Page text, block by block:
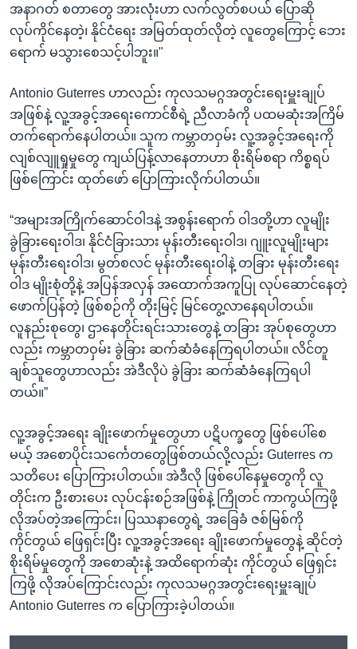
အနာဂတ် စတာတွေ အားလုံးဟာ လက်လွတ်စပယ် ပြောဆို
လုပ်ကိုင်နေတဲ့၊ နိုင်ငံရေး အမြတ်ထုတ်လိုတဲ့ လူတွေကြောင့် ဘေး
ရောက် မသွားစေသင့်ပါဘူး။"
Antonio Guterres ဟာလည်း ကုလသမဂ္ဂအတွင်းရေးမှူးချုပ်
အဖြစ်နဲ့ လူ့အခွင့်အရေးကောင်စီရဲ့ ညီလာခံကို ပထမဆုံးအကြိမ်
တက်ရောက်နေပါတယ်။ သူက ကမ္ဘာတဝှမ်း လူ့အခွင့်အရေးကို
လျစ်လျူရှုမှုတွေ ကျယ်ပြန့်လာနေတာဟာ စိုးရိမ်စရာ ကိစ္စရပ်
ဖြစ်ကြောင်း ထုတ်ဖော် ပြောကြားလိုက်ပါတယ်။
“အများအကြိုက်ဆောင်ဝါဒနဲ့ အစွန်းရောက် ဝါဒတို့ဟာ လူမျိုး
ခွဲခြားရေးဝါဒ၊ နိုင်ငံခြားသား မုန်းတီးရေးဝါဒ၊ ဂျူးလူမျိုးများ
မုန်းတီးရေးဝါဒ၊ မွတ်စလင် မုန်းတီးရေးဝါနဲ့ တခြား မုန်းတီးရေး
ဝါဒ မျိုးစုံတို့နဲ့ အပြန်အလှန် အထောက်အကူပြု လုပ်ဆောင်နေတဲ့
ဖောက်ပြန်တဲ့ ဖြစ်စဉ်ကို တိုးမြင့် မြင်တွေ့လာနေရပါတယ်။
လူနည်းစုတွေ၊ ဌာနေတိုင်းရင်းသားတွေနဲ့ တခြား အုပ်စုတွေဟာ
လည်း ကမ္ဘာတဝှမ်း ခွဲခြား ဆက်ဆံခံနေကြရပါတယ်။ လိင်တူ
ချစ်သူတွေဟာလည်း အဲဒီလိုပဲ ခွဲခြား ဆက်ဆံခံနေကြရပါ
တယ်။”
လူ့အခွင့်အရေး ချိုးဖောက်မှုတွေဟာ ပဋိပက္ခတွေ ဖြစ်ပေါ်စေ
မယ့် အစောပိုင်းသင်္ကေတတွေဖြစ်တယ်လို့လည်း Guterres က
သတိပေး ပြောကြားပါတယ်။ အဲဒီလို ဖြစ်ပေါ်နေမှုတွေကို လူ
တိုင်းက ဦးစားပေး လုပ်ငန်းစဉ်အဖြစ်နဲ့ ကြိုတင် ကာကွယ်ကြဖို့
လိုအပ်တဲ့အကြောင်း၊ ပြဿနာတွေရဲ့ အခြေခံ ဇစ်မြစ်ကို
ကိုင်တွယ် ဖြေရှင်းပြီး လူ့အခွင့်အရေး ချိုးဖောက်မှုတွေနဲ့ ဆိုင်တဲ့
စိုးရိမ်မှုတွေကို အစောဆုံးနဲ့ အထိရောက်ဆုံး ကိုင်တွယ် ဖြေရှင်း
ကြဖို့ လိုအပ်ကြောင်းလည်း ကုလသမဂ္ဂအတွင်းရေးမှူးချုပ်
Antonio Guterres က ပြောကြားခဲ့ပါတယ်။